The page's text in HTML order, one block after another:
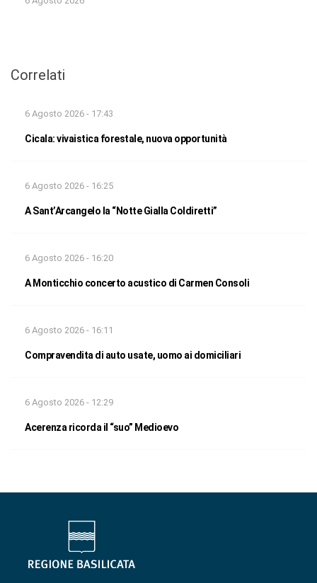
Correlati
6 Agosto 2026 - 17:43
Cicala: vivaistica forestale, nuova opportunità
6 Agosto 2026 - 16:25
A Sant’Arcangelo la “Notte Gialla Coldiretti”
6 Agosto 2026 - 16:20
A Monticchio concerto acustico di Carmen Consoli
6 Agosto 2026 - 16:11
Compravendita di auto usate, uomo ai domiciliari
6 Agosto 2026 - 12:29
Acerenza ricorda il “suo” Medioevo